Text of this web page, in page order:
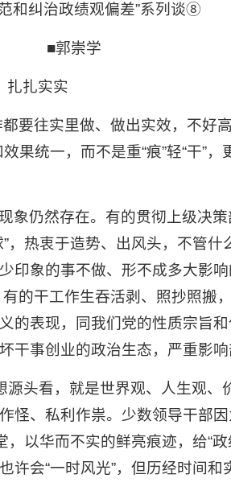
和纠治政绩观偏差”系列谈⑧
■郭崇学
扎扎实实
要往实里做、做出实效，不好
统一，而不是重“痕”轻“干”，
象仍然存在。有的贯彻上级决
，热衷于造势、出风头，不管
印象的事不做、形不成多大影
的干工作生吞活剥、照抄照搬
表现，同我们党的性质宗旨
事创业的政治生态，严重影响
头看，就是世界观、人生观、
、私利作祟。少数领导干部
以华而不实的鲜亮痕迹，给“
会“一时风光”，但历经时间和